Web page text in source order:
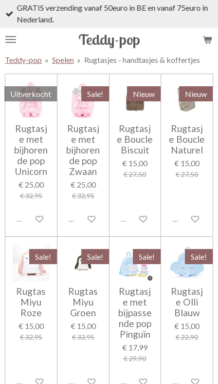
Ga
direct
de
hoofdinhoud
Teddy-pop
GRATIS verzending vanaf 50euro in BE en vanaf 75euro in
Nederland.
Teddy-pop » Spelen » Rugtasjes - handtasjes & koffertjes
Uitverkocht
Rugtasj
e met
bijhoren
de pop
Unicorn
€ 25,00
€ 32,95
Uitverkocht
Sale!
Rugtasj
e met
bijhoren
de pop
Zwaan
€ 25,00
€ 32,95
In winkelwagen
Nieuw
Rugtasj
e Boucle
Biscuit
€ 15,00
€ 27,50
Uitverkocht
Nieuw
Rugtasj
e Boucle
Naturel
€ 15,00
€ 27,50
In
Sale!
Rugtas
Miyu
Roze
€ 15,00
€ 32,95
In winkelwagen
Sale!
Rugtas
Miyu
Groen
€ 15,00
€ 32,95
In winkelwagen
Sale!
Rugtasj
e met
bijpasse
nde pop
Pinguïn
€ 17,99
€ 29,90
In winkelwagen
Sale!
Rugtasj
e Olli
Blauw
€ 15,00
€ 22,90
In